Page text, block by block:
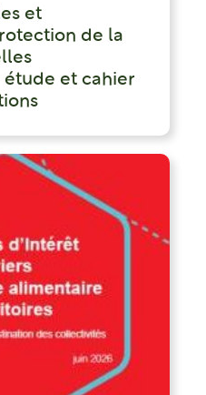
et
de la
étude et cahier